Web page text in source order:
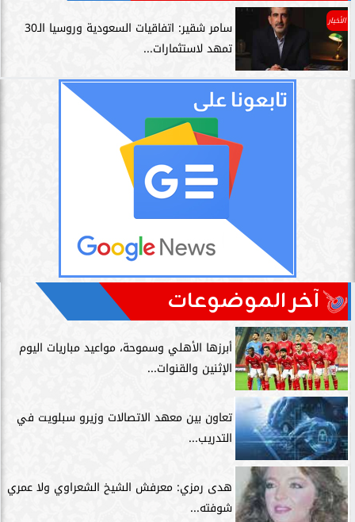
الأخبار
سامر شقير: اتفاقيات السعودية وروسيا الـ30
تمهد لاستثمارات...
آخر الموضوعات
أبرزها الأهلي وسموحة، مواعيد مباريات اليوم
الإثنين والقنوات...
تعاون بين معهد الاتصالات وزيرو سبلويت في
التدريب...
هدى رمزي: معرفش الشيخ الشعراوي ولا عمري
شوفته...